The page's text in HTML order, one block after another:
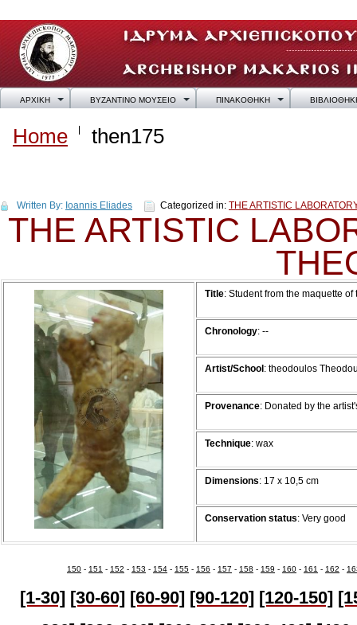
ΑΡΧΙΚΗ ΒΥΖΑΝΤΙΝΟ ΜΟΥΣΕΙΟ ΠΙΝΑΚΟΘΗΚΗ
Home then175
Written By: Ioannis Eliades Categorized in: THE ARTISTIC
THE ARTISTIC
Title: Student from the maquette
Chronology: --
Artist/School : theodoulos
Provenance: Donated by the
Technique: wax
Dimensions: 17 x 10,5 cm
Conservation status: Very good
150 - 151 - 152 - 153 - 154 - 155 - 156 - 157 - 158 - 159 - 160 - 161 - 162 -
[1-30] [30-60] [60-90] [90-120] [120-150]